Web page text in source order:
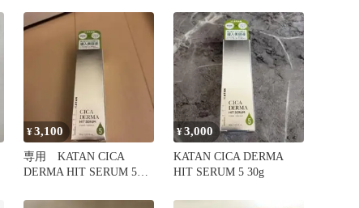
¥3,100
専用 KATAN CICA
DERMA HIT SERUM 5
¥3,000
KATAN CICA DERMA
HIT SERUM 5 30g